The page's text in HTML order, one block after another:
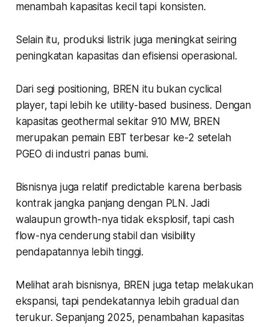
menambah kapasitas kecil tapi konsisten.
Selain itu, produksi listrik juga meningkat seiring
peningkatan kapasitas dan efisiensi operasional.
Dari segi positioning, BREN itu bukan cyclical
player, tapi lebih ke utility-based business. Dengan
kapasitas geothermal sekitar 910 MW, BREN
merupakan pemain EBT terbesar ke-2 setelah
PGEO di industri panas bumi.
Bisnisnya juga relatif predictable karena berbasis
kontrak jangka panjang dengan PLN. Jadi
walaupun growth-nya tidak eksplosif, tapi cash
flow-nya cenderung stabil dan visibility
pendapatannya lebih tinggi.
Melihat arah bisnisnya, BREN juga tetap melakukan
ekspansi, tapi pendekatannya lebih gradual dan
terukur. Sepanjang 2025, penambahan kapasitas